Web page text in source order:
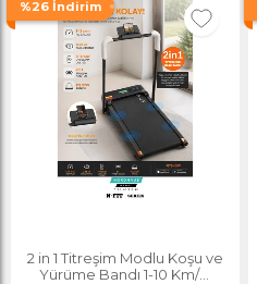
%26 İndirim
2 in 1 Titreşim Modlu Koşu ve
Yürüme Bandı 1-10 Km/H